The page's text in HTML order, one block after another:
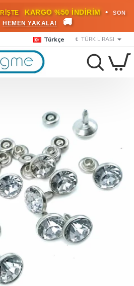
KARGO %50 İNDİRİM •
SON
HEMEN YAKALA! 🚚
Türkçe ₺ TÜRK LIRASI